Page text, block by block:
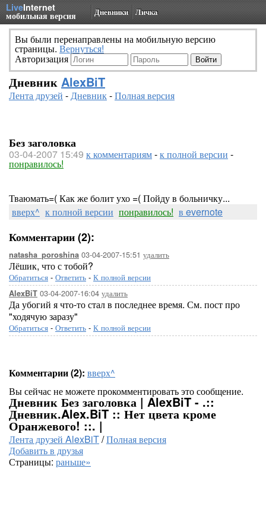
LiveInternet
мобильная версия Дневники Личка
Вы были перенаправлены на мобильную версию
страницы. Вернуться!
Авторизация
Дневник AlexBiT
Лента друзей -Дневник-Полная версия
Без заголовка
03-04-2007 15:49 к комментариям-к полной версии -
понравилось!
Тваюмать=( Как же болит ухо =( Пойду в больничку...
вверх^ к полной версии понравилось! в evernote
Комментарии (2):
natasha_poroshina 03-04-2007-15:51 удалить
Лёшик, что с тобой?
Обратиться - Ответить - К полной версии
AlexBiT 03-04-2007-16:04 удалить
Да убогий я что-то стал в последнее время. См. пост про
"ходячую заразу"
Обратиться - Ответить - К полной версии
Комментарии (2): вверх^
Вы сейчас не можете прокомментировать это сообщение.
Дневник Без заголовка | AlexBiT - .::
Дневник.Alex.BiT :: Нет цвета кроме
Оранжевого! ::. |
Лента друзей AlexBiT/Полная версия
Добавить в друзья
Страницы: раньше»